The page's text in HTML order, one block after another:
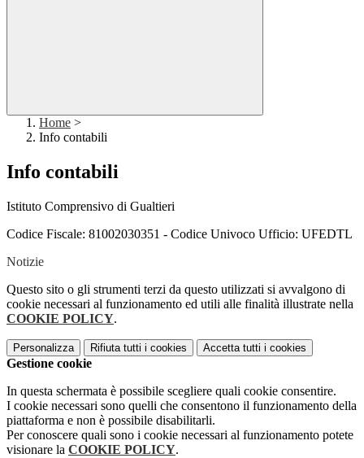
Home >
Info contabili
Info contabili
Istituto Comprensivo di Gualtieri
Codice Fiscale: 81002030351 - Codice Univoco Ufficio: UFEDTL
Notizie
Questo sito o gli strumenti terzi da questo utilizzati si avvalgono di
cookie necessari al funzionamento ed utili alle finalità illustrate nella
COOKIE POLICY.
Personalizza Rifiuta tutti i cookies Accetta tutti i cookies
Gestione cookie
In questa schermata è possibile scegliere quali cookie consentire.
I cookie necessari sono quelli che consentono il funzionamento della
piattaforma e non è possibile disabilitarli.
Per conoscere quali sono i cookie necessari al funzionamento potete
visionare la COOKIE POLICY.